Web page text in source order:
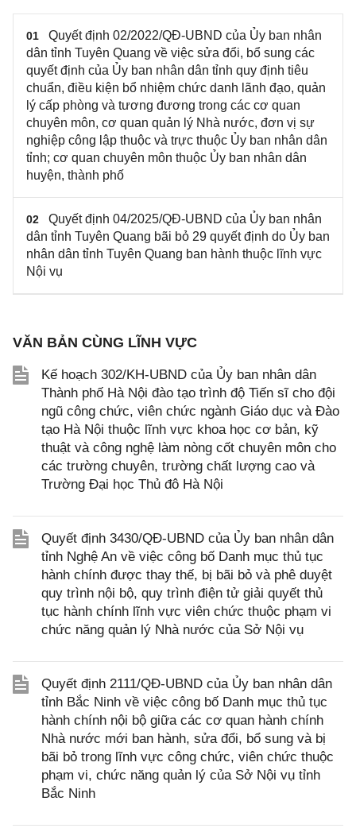
01
Quyết định 02/2022/QĐ-UBND của Ủy ban nhân
dân tỉnh Tuyên Quang về việc sửa đổi, bổ sung các
quyết định của Ủy ban nhân dân tỉnh quy định tiêu
chuẩn, điều kiện bổ nhiệm chức danh lãnh đạo, quản
lý cấp phòng và tương đương trong các cơ quan
chuyên môn, cơ quan quản lý Nhà nước, đơn vị sự
nghiệp công lập thuộc và trực thuộc Ủy ban nhân dân
tỉnh; cơ quan chuyên môn thuộc Ủy ban nhân dân
huyện, thành phố
02
Quyết định 04/2025/QĐ-UBND của Ủy ban nhân
dân tỉnh Tuyên Quang bãi bỏ 29 quyết định do Ủy ban
nhân dân tỉnh Tuyên Quang ban hành thuộc lĩnh vực
Nội vụ
VĂN BẢN CÙNG LĨNH VỰC
Kế hoạch 302/KH-UBND của Ủy ban nhân dân
Thành phố Hà Nội đào tạo trình độ Tiến sĩ cho đội
ngũ công chức, viên chức ngành Giáo dục và Đào
tạo Hà Nội thuộc lĩnh vực khoa học cơ bản, kỹ
thuật và công nghệ làm nòng cốt chuyên môn cho
các trường chuyên, trường chất lượng cao và
Trường Đại học Thủ đô Hà Nội
Quyết định 3430/QĐ-UBND của Ủy ban nhân dân
tỉnh Nghệ An về việc công bố Danh mục thủ tục
hành chính được thay thế, bị bãi bỏ và phê duyệt
quy trình nội bộ, quy trình điện tử giải quyết thủ
tục hành chính lĩnh vực viên chức thuộc phạm vi
chức năng quản lý Nhà nước của Sở Nội vụ
Quyết định 2111/QĐ-UBND của Ủy ban nhân dân
tỉnh Bắc Ninh về việc công bố Danh mục thủ tục
hành chính nội bộ giữa các cơ quan hành chính
Nhà nước mới ban hành, sửa đổi, bổ sung và bị
bãi bỏ trong lĩnh vực công chức, viên chức thuộc
phạm vi, chức năng quản lý của Sở Nội vụ tỉnh
Bắc Ninh